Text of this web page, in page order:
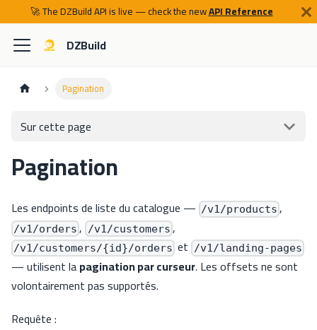
🚀 The DZBuild API is live — check the newAPI Reference
DZBuild
Pagination
Sur cette page
Pagination
Les endpoints de liste du catalogue — /v1/products ,
/v1/orders , /v1/customers ,
/v1/customers/{id}/orders et /v1/landing-pages
— utilisent lapagination par curseur. Les offsets ne sont
volontairement pas supportés.
Requête :